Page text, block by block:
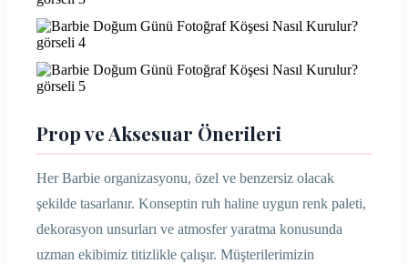
Prop ve Aksesuar Önerileri
Her Barbie organizasyonu, özel ve benzersiz olacak
şekilde tasarlanır. Konseptin ruh haline uygun renk paleti,
dekorasyon unsurları ve atmosfer yaratma konusunda
uzman ekibimiz titizlikle çalışır. Müşterilerimizin